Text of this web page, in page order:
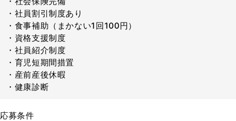
・社員割引制度あり
・食事補助（まかない1回100円）
・資格支援制度
・社員紹介制度
・育児短期間措置
・産前産後休暇
・健康診断
応募条件